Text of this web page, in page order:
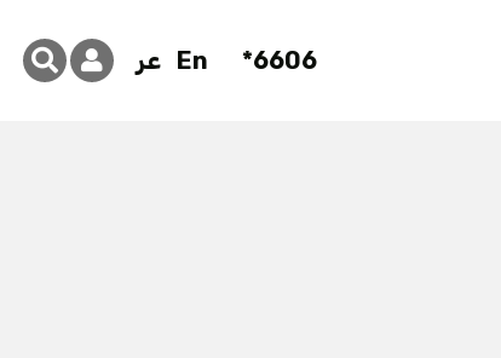
6606*
En عر